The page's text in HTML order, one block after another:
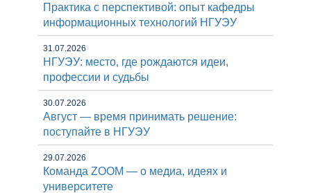
Практика с перспективой: опыт кафедры
информационных технологий НГУЭУ
31.07.2026
НГУЭУ: место, где рождаются идеи,
профессии и судьбы
30.07.2026
Август — время принимать решение:
поступайте в НГУЭУ
29.07.2026
Команда ZOOM — о медиа, идеях и
университете